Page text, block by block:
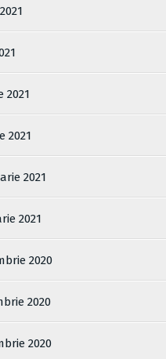
2021
2021
2021
2021
2020
2020
2020